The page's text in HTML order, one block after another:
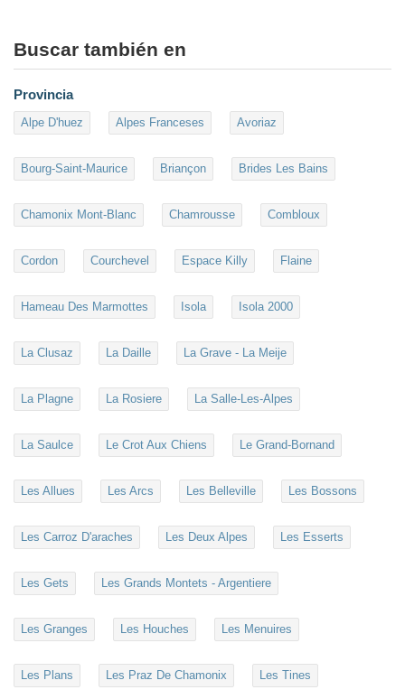
Buscar también en
Provincia
Alpe D'huez Alpes Franceses Avoriaz
Bourg-Saint-Maurice Briançon Brides Les Bains
Chamonix Mont-Blanc Chamrousse Combloux
Cordon Courchevel Espace Killy Flaine
Hameau Des Marmottes Isola Isola 2000
La Clusaz La Daille La Grave - La Meije
La Plagne La Rosiere La Salle-Les-Alpes
La Saulce Le Crot Aux Chiens Le Grand-Bornand
Les Allues Les Arcs Les Belleville Les Bossons
Les Carroz D'araches Les Deux Alpes Les Esserts
Les Gets Les Grands Montets - Argentiere
Les Granges Les Houches Les Menuires
Les Plans Les Praz De Chamonix Les Tines